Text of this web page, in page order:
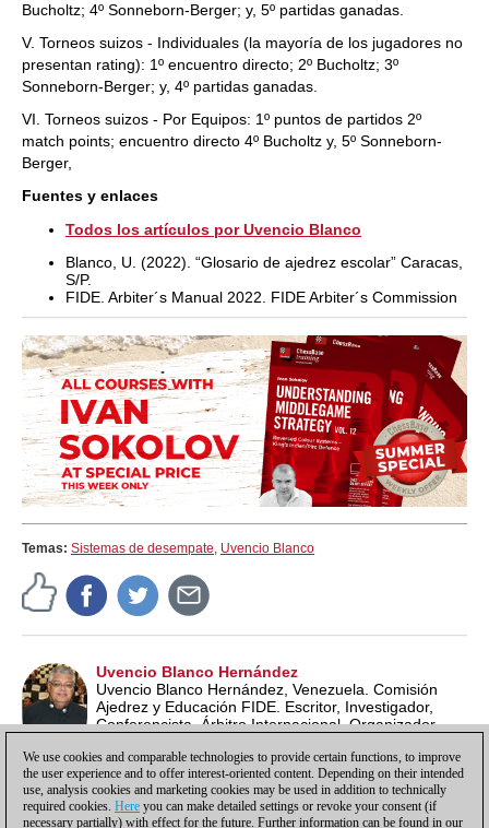
Bucholtz; 4º Sonneborn-Berger; y, 5º partidas ganadas.
V. Torneos suizos - Individuales (la mayoría de los jugadores no
presentan rating): 1º encuentro directo; 2º Bucholtz; 3º
Sonneborn-Berger; y, 4º partidas ganadas.
VI. Torneos suizos - Por Equipos: 1º puntos de partidos 2º
match points; encuentro directo 4º Bucholtz y, 5º Sonneborn-
Berger,
Fuentes y enlaces
Todos los artículos por Uvencio Blanco
Blanco, U. (2022). “Glosario de ajedrez escolar” Caracas,
S/P.
FIDE. Arbiter´s Manual 2022. FIDE Arbiter´s Commission
Temas: Sistemas de desempate, Uvencio Blanco
Uvencio Blanco Hernández
Uvencio Blanco Hernández, Venezuela. Comisión
Ajedrez y Educación FIDE. Escritor, Investigador,
Conferencista, Árbitro Internacional, Organizador
Lead School Instructor FIDE.
We use cookies and comparable technologies to provide certain functions, to improve
the user experience and to offer interest-oriented content. Depending on their intended
use, analysis cookies and marketing cookies may be used in addition to technically
required cookies. Here you can make detailed settings or revoke your consent (if
necessary partially) with effect for the future. Further information can be found in our